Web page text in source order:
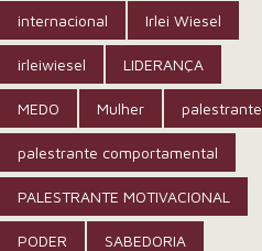
internacional Irlei Wiesel
irleiwiesel LIDERANÇA
MEDO Mulher palestrante
palestrante comportamental
PALESTRANTE MOTIVACIONAL
PODER SABEDORIA